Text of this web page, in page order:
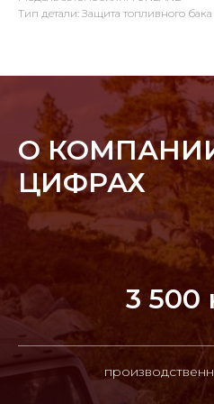
Тип детали: Защита топливного бака
О
ЦИФРАХ
3 500